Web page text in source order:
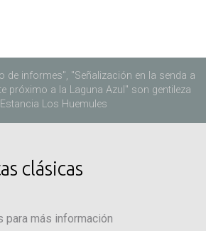
de informes", "Señalización en la senda a
próximo a la Laguna Azul" son gentileza
Los Huemules
clásicas
para más información